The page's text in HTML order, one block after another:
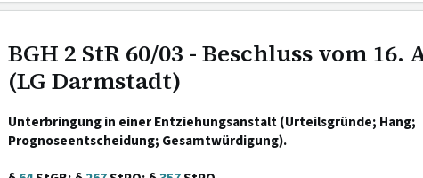
BGH 2 StR 60/03 - Beschluss vom 16.
(LG Darmstadt)
Unterbringung in einer Entziehungsanstalt (Urteilsgründe; Hang;
Prognoseentscheidung; Gesamtwürdigung).